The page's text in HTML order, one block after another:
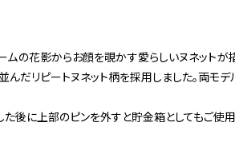
ムの花影からお顔を覗かす愛らしいヌネットが
だリピートヌネット柄を採用しました。両モ
た後に上部のピンを外すと貯金箱としてもご使